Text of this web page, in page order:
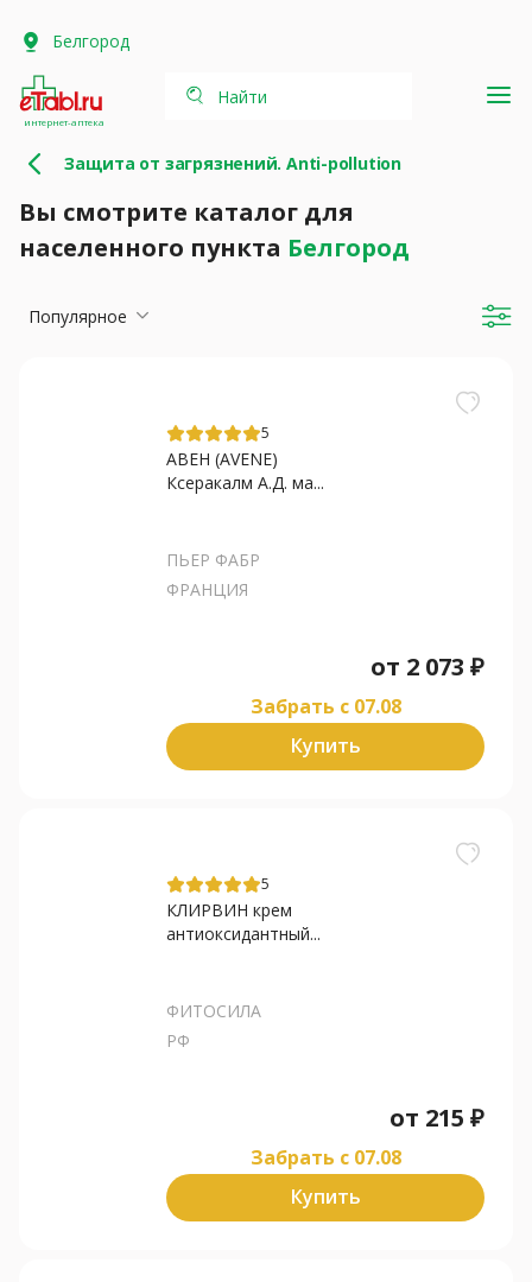
Белгород
интернет-аптека
Найти
Защита от загрязнений. Anti-pollution
Вы смотрите каталог для
населенного пункта Белгород
Популярное
5
АВЕН (AVENE)
Ксеракалм А.Д. ма...
ПЬЕР ФАБР
ФРАНЦИЯ
от 2 073 ₽
Забрать c 07.08
Купить
5
КЛИРВИН крем
антиоксидантный...
ФИТОСИЛА
РФ
от 215 ₽
Забрать c 07.08
Купить